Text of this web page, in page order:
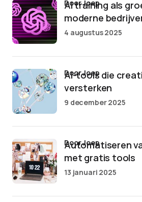
AI training als
moderne
door Joep
4 augustus 2025
AI-tools die
versterken
door Joep
9 december 2025
Automatiseren
met gratis tools
door Joep
13 januari 2025